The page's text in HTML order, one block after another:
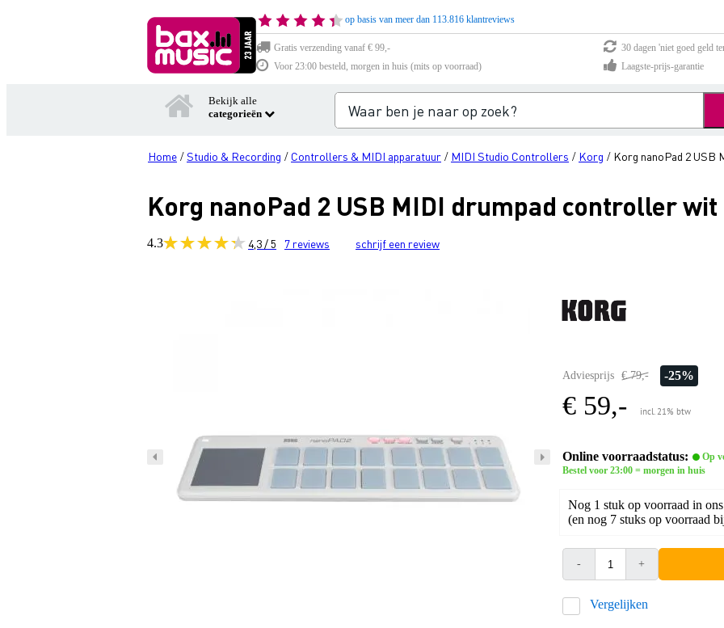
op basis van meer dan 113.816 klantreviews
Gratis verzending vanaf € 99,-
30 dagen 'niet goed geld
Voor 23:00 besteld, morgen in huis (mits op voorraad)
Laagste-prijs-garantie
Bekijk alle
categorieën
Home /Studio & Recording / Controllers & MIDI apparatuur / MIDI Studio Controllers / Korg / Korg nanoPad 2 USB
Korg nanoPad 2 USB MIDI drumpad controller wit
4.3 4,3 / 5 7reviews schrijf een review
Adviesprijs € 79,- -25%
€ 59,- incl. 21% btw
Online voorraadstatus:
Op
Bestel voor 23:00 = morgen in huis
Nog 1 stuk op voorraad in
(en nog 7 stuks op voorraad
- +
Vergelijken